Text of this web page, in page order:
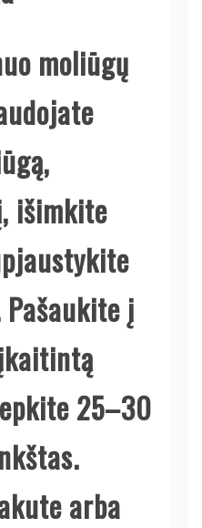
moliūgų
išimkite
į
25–30
arba